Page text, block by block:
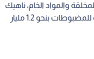
من المواد المخدرة المخلقة والمواد الخام، ناهيك
عن عثور الأجهزة الأمنية على أسلحة نارية وذخائر بغير ترخيص، مع تقدير القيمة المالية للمضبوطات بنحو 1.2 مليار